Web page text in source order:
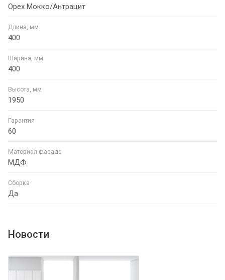
Орех Мокко/Антрацит
Длина, мм
400
Ширина, мм
400
Высота, мм
1950
Гарантия
60
Материал фасада
МДФ
Сборка
Да
Новости